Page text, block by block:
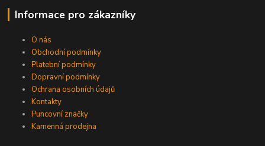
Informace pro zákazníky
O nás
Obchodní podmínky
Platební podmínky
Dopravní podmínky
Ochrana osobních údajů
Kontakty
Puncovní značky
Kamenná prodejna